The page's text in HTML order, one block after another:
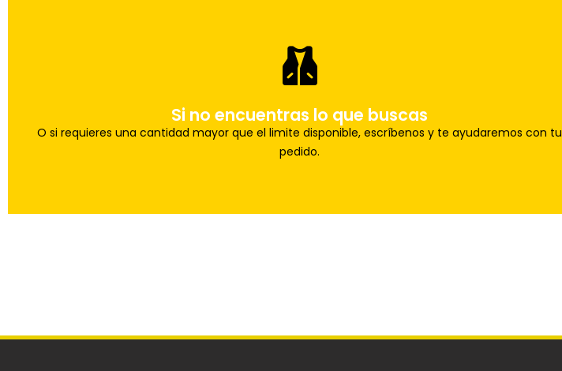
Si no encuentras lo que buscas
O si requieres una cantidad mayor que el limite disponible, escríbenos y te ayudaremos con tu
pedido.
Haz tu pedido